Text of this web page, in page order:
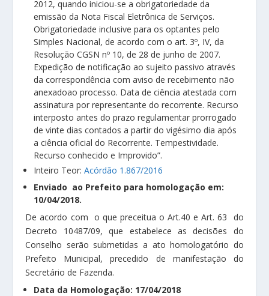
2012, quando iniciou-se a obrigatoriedade da
emissão da Nota Fiscal Eletrônica de Serviços.
Obrigatoriedade inclusive para os optantes pelo
Simples Nacional, de acordo com o art. 3º, IV, da
Resolução CGSN nº 10, de 28 de junho de 2007.
Expedição de notificação ao sujeito passivo através
da correspondência com aviso de recebimento não
anexadoao processo. Data de ciência atestada com
assinatura por representante do recorrente. Recurso
interposto antes do prazo regulamentar prorrogado
de vinte dias contados a partir do vigésimo dia após
a ciência oficial do Recorrente. Tempestividade.
Recurso conhecido e Improvido”.
Inteiro Teor:Acórdão 1.867/2016
Enviado ao Prefeito para homologação em:
10/04/2018.
De acordo com o que preceitua o Art.40 e Art. 63 do
Decreto 10487/09, que estabelece as decisões do
Conselho serão submetidas a ato homologatório do
Prefeito Municipal, precedido de manifestação do
Secretário de Fazenda.
Data da Homologação: 17/04/2018